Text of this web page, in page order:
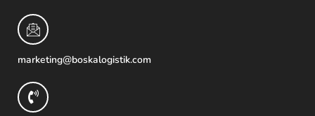
marketing@boskalogistik.com